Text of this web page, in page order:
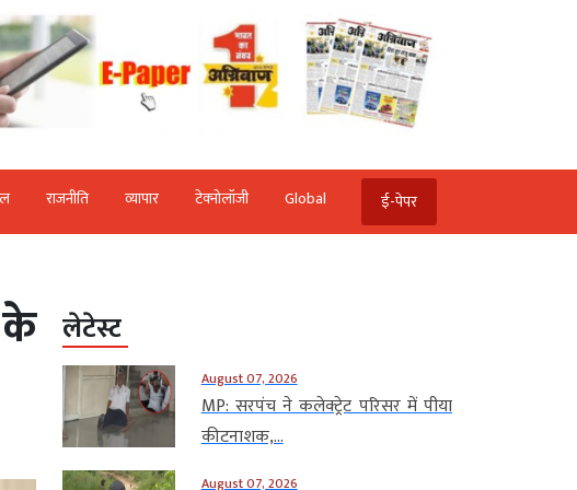
राजनीति व्‍यापार टेक्‍नोलॉजी Global ई-पेपर
के लेटेस्ट
August 07, 2026
MP: सरपंच ने कलेक्ट्रेट परिसर में पीया
कीटनाशक,...
August 07, 2026